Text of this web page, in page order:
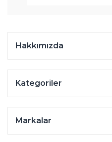
Hakkımızda
Kategoriler
Markalar